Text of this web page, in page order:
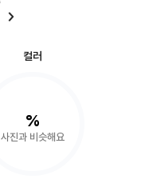
컬러
%
사진과 비슷해요